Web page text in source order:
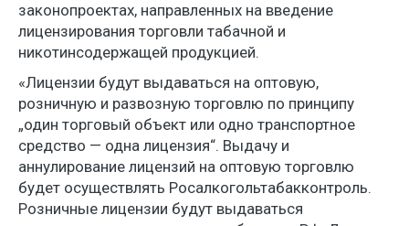
законопроектах, направленных на введение
лицензирования торговли табачной и
никотинсодержащей продукцией.
«Лицензии будут выдаваться на оптовую,
розничную и развозную торговлю по принципу
„один торговый объект или одно транспортное
средство — одна лицензия“. Выдачу и
аннулирование лицензий на оптовую торговлю
будет осуществлять Росалкогольтабакконтроль.
Розничные лицензии будут выдаваться